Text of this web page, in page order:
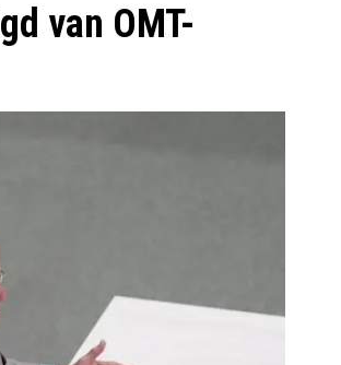
van OMT-